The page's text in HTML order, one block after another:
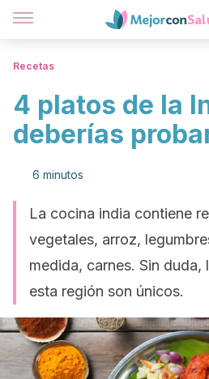
Recetas
4 platos de la
deberías
6 minutos
La cocina india contiene
vegetales, arroz,
medida, carnes. Sin
esta región son únicos.